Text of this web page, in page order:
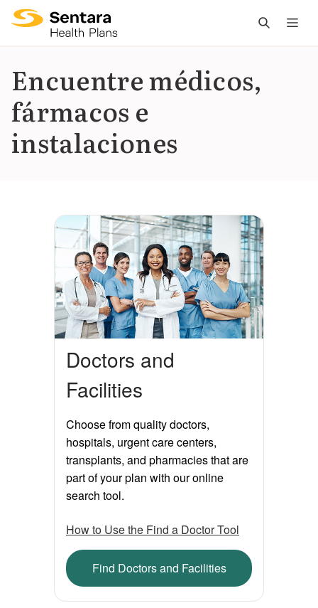
Encuentre médicos,
fármacos e
instalaciones
Doctors and
Facilities
Choose from quality doctors,
hospitals, urgent care centers,
transplants, and pharmacies that are
part of your plan with our online
search tool.
How to Use the Find a Doctor Tool
Find Doctors and Facilities